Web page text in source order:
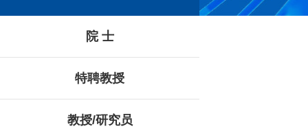
院 士
特聘教授
教授/研究员